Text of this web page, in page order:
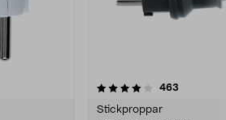
463
Stickproppar
4.5 av 5 stjärnor